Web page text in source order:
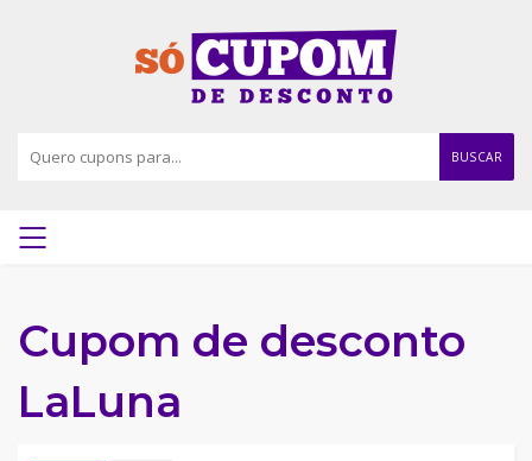
BUSCAR
Cupom de desconto
LaLuna